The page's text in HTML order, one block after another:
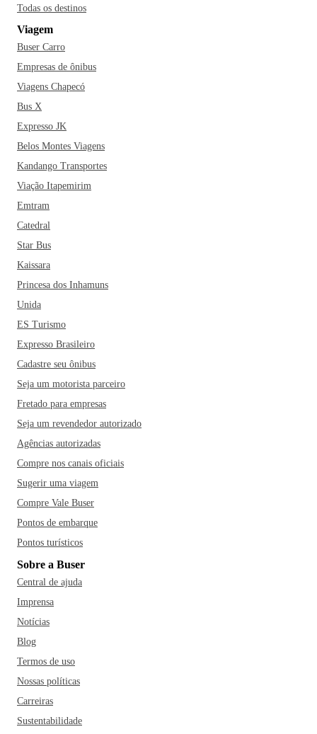
Todas os destinos
Viagem
Buser Carro
Empresas de ônibus
Viagens Chapecó
Bus X
Expresso JK
Belos Montes Viagens
Kandango Transportes
Viação Itapemirim
Emtram
Catedral
Star Bus
Kaissara
Princesa dos Inhamuns
Unida
ES Turismo
Expresso Brasileiro
Cadastre seu ônibus
Seja um motorista parceiro
Fretado para empresas
Seja um revendedor autorizado
Agências autorizadas
Compre nos canais oficiais
Sugerir uma viagem
Compre Vale Buser
Pontos de embarque
Pontos turísticos
Sobre a Buser
Central de ajuda
Imprensa
Notícias
Blog
Termos de uso
Nossas políticas
Carreiras
Sustentabilidade